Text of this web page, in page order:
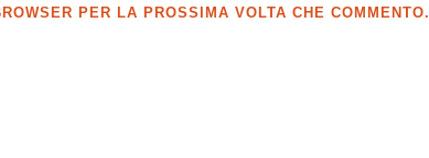
PER LA PROSSIMA VOLTA CHE COMMENTO.